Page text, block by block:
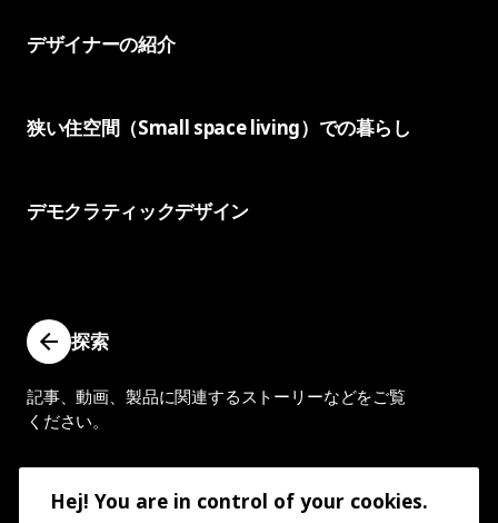
デザイナーの紹介
狭い住空間（Small space living）での暮らし
デモクラティックデザイン
探索
記事、動画、製品に関連するストーリーなどをご覧
ください。
Hej! You are in control of your cookies.